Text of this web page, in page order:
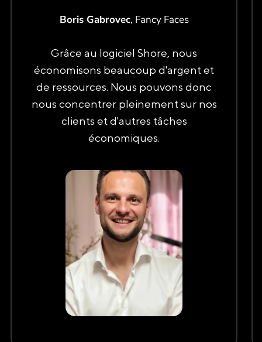
Boris Gabrovec, Fancy Faces
Grâce au logiciel Shore, nous
économisons beaucoup d'argent et
de ressources. Nous pouvons donc
nous concentrer pleinement sur nos
clients et d'autres tâches
économiques.